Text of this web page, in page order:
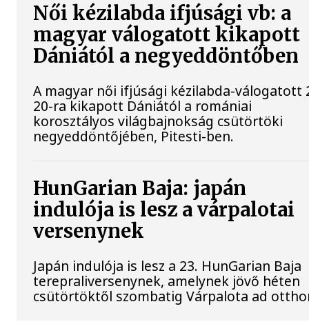
Női kézilabda ifjúsági vb: a
magyar válogatott kikapott
Dániától a negyeddöntőben
A magyar női ifjúsági kézilabda-válogatott
20-ra kikapott Dániától a romániai
korosztályos világbajnokság csütörtöki
negyeddöntőjében, Pitesti-ben.
HunGarian Baja: japán
indulója is lesz a várpalotai
versenynek
Japán indulója is lesz a 23. HunGarian Baja
terepraliversenynek, amelynek jövő héten
csütörtöktől szombatig Várpalota ad